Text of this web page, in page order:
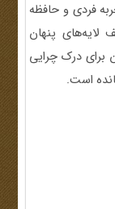
فردی و حافظه
لایه‌های پنهان
درک چرایی
است.